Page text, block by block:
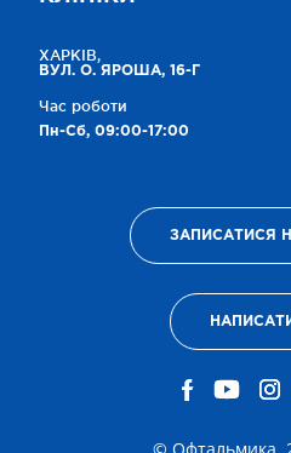
ХАРКІВ,
ВУЛ. О. ЯРОША, 16-Г
Час роботи
Пн-Сб, 09:00-17:00
ЗАПИСАТИСЯ
© Офтальмика,